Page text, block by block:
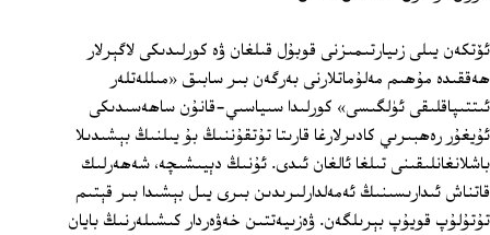
ئۆتكەن يىلى زىيارتىمىزنى قوبۇل قىلغان ۋە كورلىدىكى لاگېرلار
ھەققىدە مۇھىم مەلۇماتلارنى بەرگەن بىر سابىق «مىللەتلەر
ئىتتىپاقلىقى ئۈلگىسى» كورلىدا سىياسىي-قانۇن ساھەسىدىكى
ئۇيغۇر رەھبىرىي كادىرلارغا قارىتا تۇتقۇننىڭ بۇ يىلنىڭ بېشىدىلا
باشلانغانلىقىنى تىلغا ئالغان ئىدى. ئۇنىڭ دېيىشىچە، شەھەرلىك
قاتناش ئىدارىسىنىڭ ئەمەلدارلىرىدىن بىرى يىل بېشىدا بىر قېتىم
تۇتۇلۇپ قويۇپ بېرىلگەن. ۋەزىيەتتىن خەۋەردار كىشىلەرنىڭ بايان